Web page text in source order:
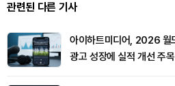
관련된 다른 기사
아이하트미디어, 2026 월
광고 성장에 실적 개선 주목